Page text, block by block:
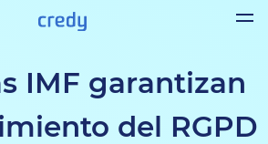
IMF garantizan
del RGPD